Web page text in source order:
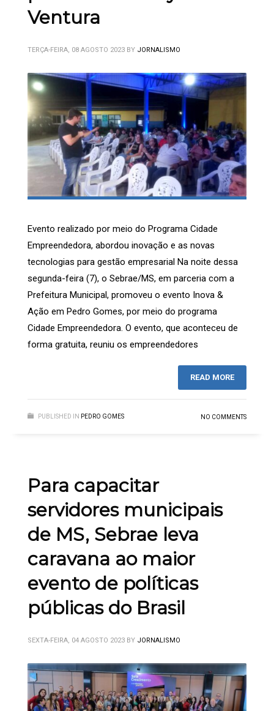
Ventura
TERÇA-FEIRA, 08 AGOSTO 2023 BY JORNALISMO
Evento realizado por meio do Programa Cidade
Empreendedora, abordou inovação e as novas
tecnologias para gestão empresarial Na noite dessa
segunda-feira (7), o Sebrae/MS, em parceria com a
Prefeitura Municipal, promoveu o evento Inova &
Ação em Pedro Gomes, por meio do programa
Cidade Empreendedora. O evento, que aconteceu de
forma gratuita, reuniu os empreendedores
READ MORE
PUBLISHED IN PEDRO GOMES NO COMMENTS
Para capacitar
servidores municipais
de MS, Sebrae leva
caravana ao maior
evento de políticas
públicas do Brasil
SEXTA-FEIRA, 04 AGOSTO 2023 BY JORNALISMO